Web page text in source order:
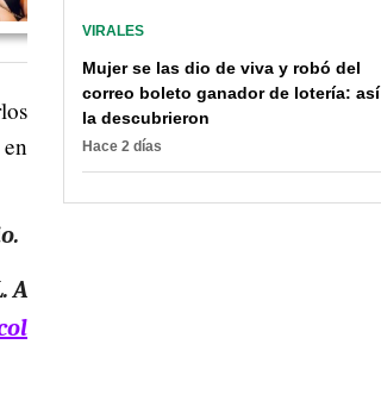
A
VIRALES
Mujer se las dio de viva y robó del
correo boleto ganador de lotería: así
la descubrieron
Hace 2 días